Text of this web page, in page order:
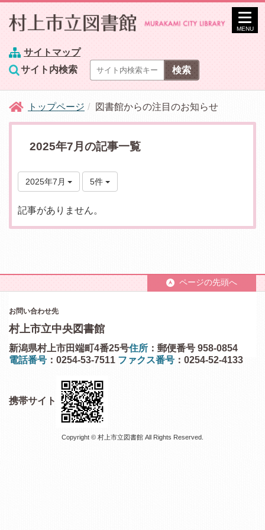
サイトマップ
サイト内検索
MENU
トップページ 図書館からの注目のお知らせ
2025年7月の記事一覧
2025年7月 5件
記事がありません。
ページの先頭へ
お問い合わせ先
村上市立中央図書館
住所 ：郵便番号 958-0854
新潟県村上市田端町4番25号
電話番号 ：0254-53-7511 ファクス番号 ：0254-52-4133
携帯サイト
Copyright © 村上市立図書館 All Rights Reserved.